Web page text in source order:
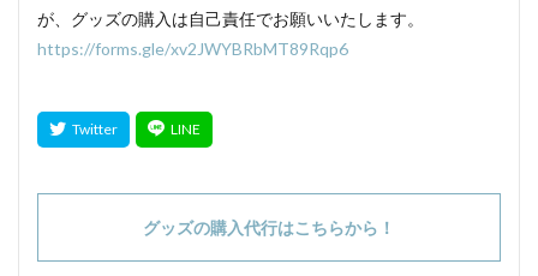
が、グッズの購入は自己責任でお願いいたします。
https://forms.gle/xv2JWYBRbMT89Rqp6
グッズの購入代行はこちらから！